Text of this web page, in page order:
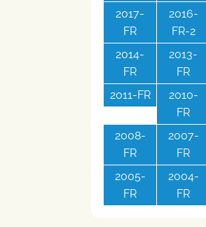
2017-
FR
2016-
FR-2
2014-
FR
2013-
FR
2011-FR
2010-
FR
2008-
FR
2007-
FR
2005-
FR
2004-
FR